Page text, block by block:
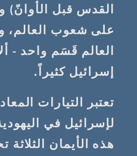
القدس قبل الأوانً)
على شعوب العالم،
العالم قَسَم واحد -
إسرائيل كثيراً.
تعتبر التيارات
لإسرائيل في
هذه الأيمان الثلاثة